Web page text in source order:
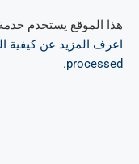
هذا الموقع يستخدم
اعرف المزيد عن كيفية
processed
.